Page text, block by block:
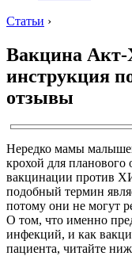
Статьи ›
Вакцина
инструкция
отзывы
Нередко мамы
крохой для планового
вакцинации против
подобный термин
потому они не могут
О том, что именно
инфекций, и как
пациента, читайте